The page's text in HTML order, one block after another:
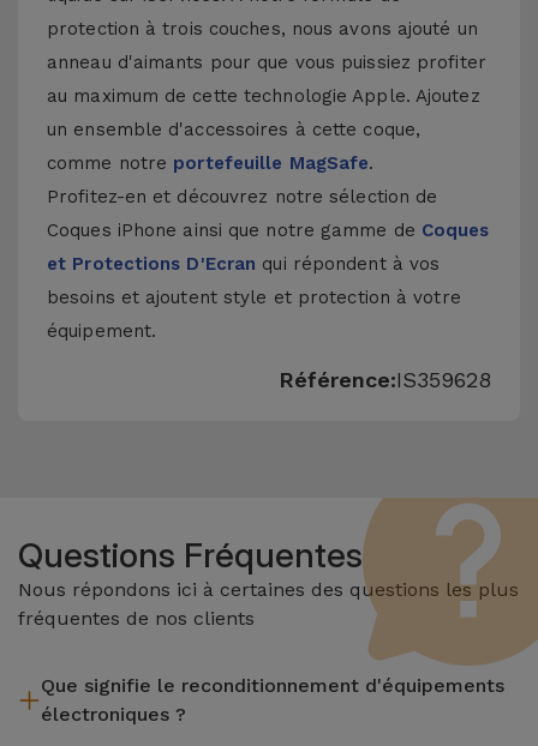
protection à trois couches, nous avons ajouté un
anneau d'aimants pour que vous puissiez profiter
au maximum de cette technologie Apple. Ajoutez
un ensemble d'accessoires à cette coque,
comme notre portefeuille MagSafe.
Profitez-en et découvrez notre sélection de
Coques iPhone ainsi que notre gamme de Coques
et Protections D'Ecran qui répondent à vos
besoins et ajoutent style et protection à votre
équipement.
Référence:IS359628
Questions Fréquentes
Nous répondons ici à certaines des questions les plus
fréquentes de nos clients
Que signifie le reconditionnement d'équipements
électroniques ?